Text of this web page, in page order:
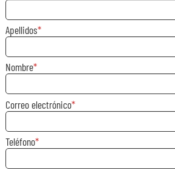
Apellidos
Nombre
Correo electrónico
Teléfono